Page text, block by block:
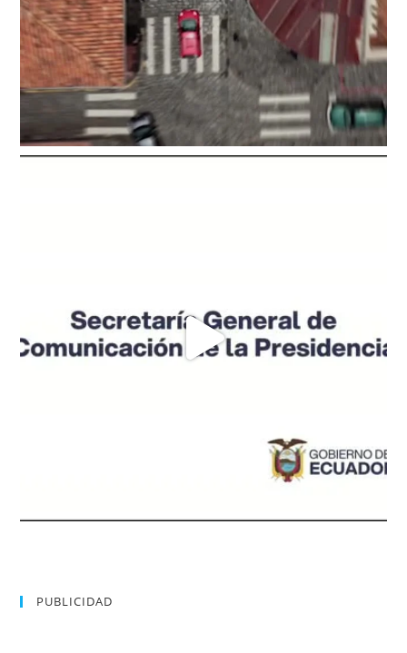
PUBLICIDAD